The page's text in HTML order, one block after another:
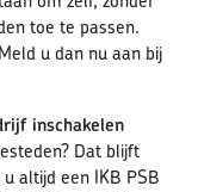
toe te passen.
u dan nu aan bij
inschakelen
Dat blijft
altijd een IKB PSB